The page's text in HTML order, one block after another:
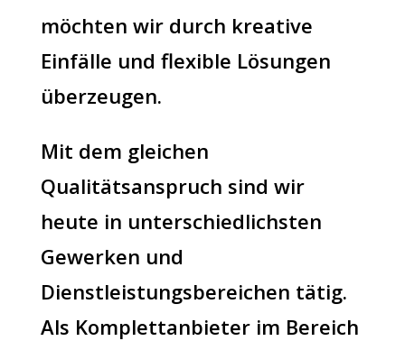
möchten wir durch kreative
Einfälle und flexible Lösungen
überzeugen.
Mit dem gleichen
Qualitätsanspruch sind wir
heute in unterschiedlichsten
Gewerken und
Dienstleistungsbereichen tätig.
Als Komplettanbieter im Bereich